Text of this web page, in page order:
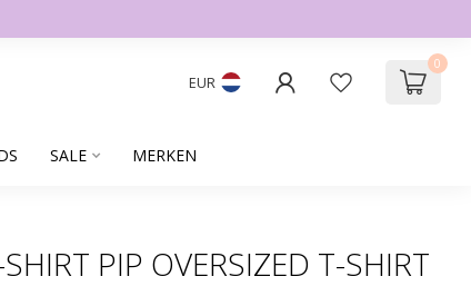
EUR
0
SALE MERKEN
PIP OVERSIZED T-SHIRT